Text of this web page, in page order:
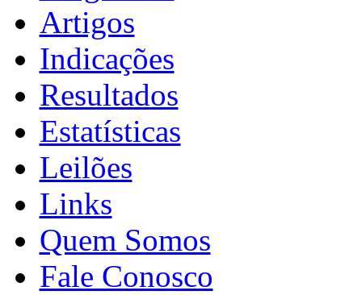
Artigos
Indicações
Resultados
Estatísticas
Leilões
Links
Quem Somos
Fale Conosco